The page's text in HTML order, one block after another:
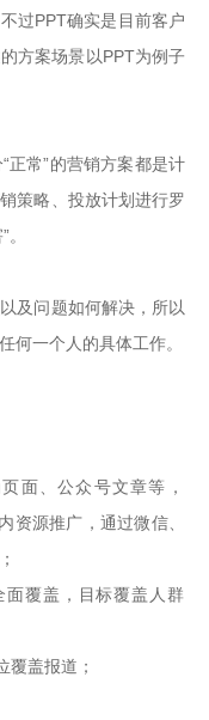
过PPT确实是目前客户
方案场景以PPT为例子
正常”的营销方案都是计
策略、投放计划进行罗
及问题如何解决，所以
何一个人的具体工作。
资源推广，通过微信、